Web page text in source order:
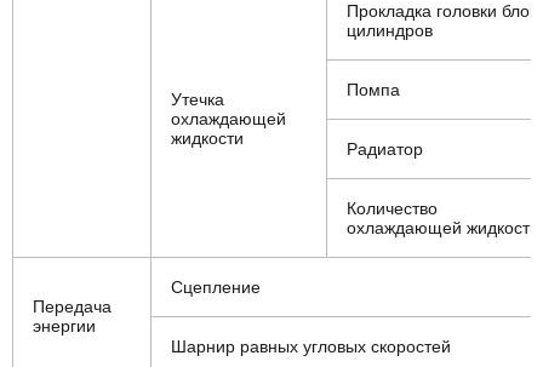
Утечка
охлаждающей
жидкости
Прокладка головки
цилиндров
Помпа
Радиатор
Количество
охлаждающей жидкости
Передача
энергии
Сцепление
Шарнир равных угловых скоростей